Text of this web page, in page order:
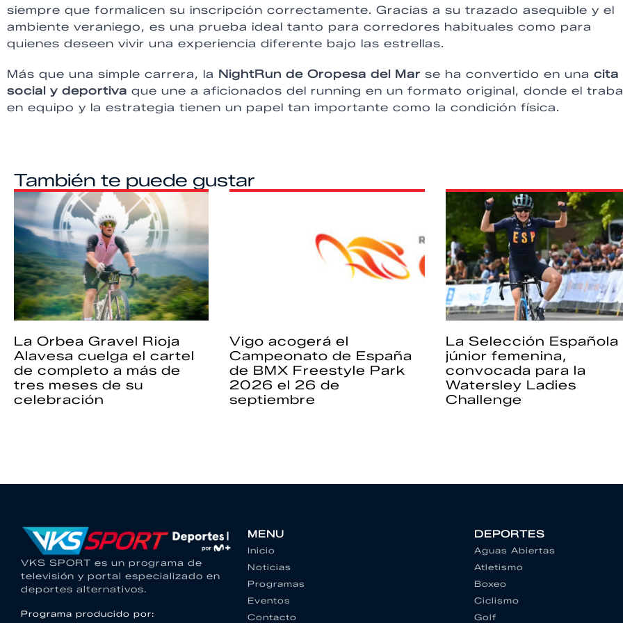
siempre que formalicen su inscripción correctamente. Gracias a su trazado asequible y el
ambiente veraniego, es una prueba ideal tanto para corredores habituales como para
quienes deseen vivir una experiencia diferente bajo las estrellas.
Más que una simple carrera, la NightRun de Oropesa del Mar se ha convertido en una cita
social y deportiva que une a aficionados del running en un formato original, donde el
en equipo y la estrategia tienen un papel tan importante como la condición física.
También te puede gustar
La Orbea Gravel Rioja
Alavesa cuelga el cartel
de completo a más de
tres meses de su
celebración
Vigo acogerá el
Campeonato de España
de BMX Freestyle Park
2026 el 26 de
septiembre
La Selección Española
júnior femenina,
convocada para la
Watersley Ladies
Challenge
VKS SPORT es un programa de
televisión y portal especializado en
deportes alternativos.
Programa producido por:
MENU
Inicio
Noticias
Programas
Eventos
Contacto
DEPORTES
Aguas Abiertas
Atletismo
Boxeo
Ciclismo
Golf